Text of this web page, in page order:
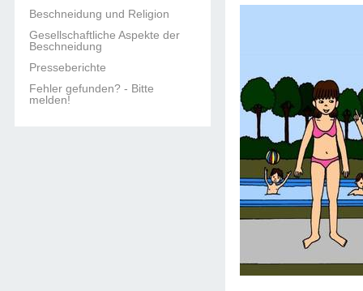
Beschneidung und Religion
Gesellschaftliche Aspekte der
Beschneidung
Presseberichte
Fehler gefunden? - Bitte
melden!